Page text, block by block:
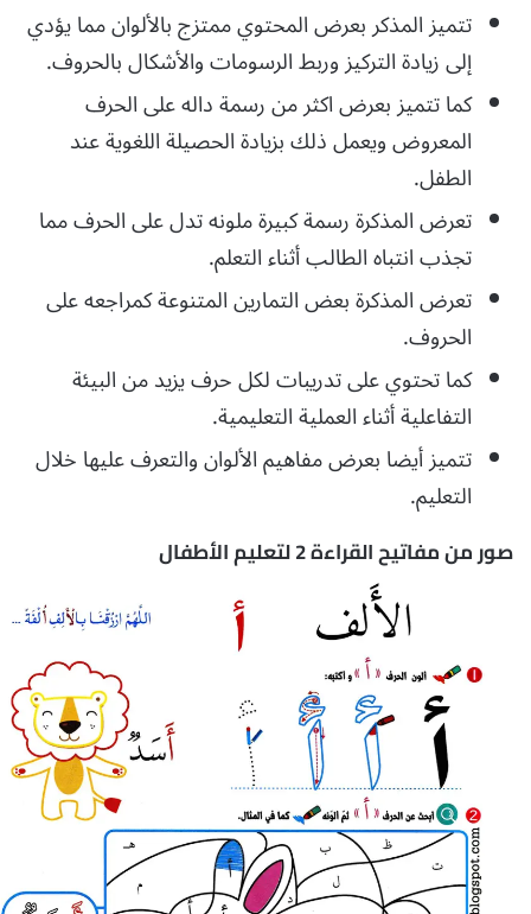
تتميز المذكر بعرض المحتوي ممتزج بالألوان مما يؤدي
إلى زيادة التركيز وربط الرسومات والأشكال بالحروف.
كما تتميز بعرض اكثر من رسمة داله على الحرف
المعروض ويعمل ذلك بزيادة الحصيلة اللغوية عند
الطفل.
تعرض المذكرة رسمة كبيرة ملونه تدل على الحرف مما
تجذب انتباه الطالب أثناء التعلم.
تعرض المذكرة بعض التمارين المتنوعة كمراجعه على
الحروف.
كما تحتوي على تدريبات لكل حرف يزيد من البيئة
التفاعلية أثناء العملية التعليمية.
تتميز أيضا بعرض مفاهيم الألوان والتعرف عليها خلال
التعليم.
صور من مفاتيح القراءة 2 لتعليم الأطفال